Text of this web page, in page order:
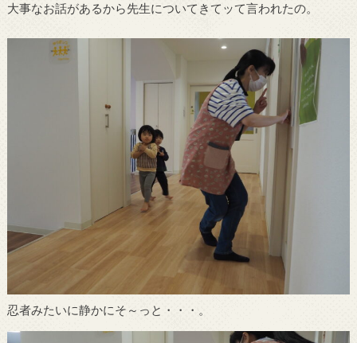
大事なお話があるから先生についてきてッて言われたの。
忍者みたいに静かにそ～っと・・・。